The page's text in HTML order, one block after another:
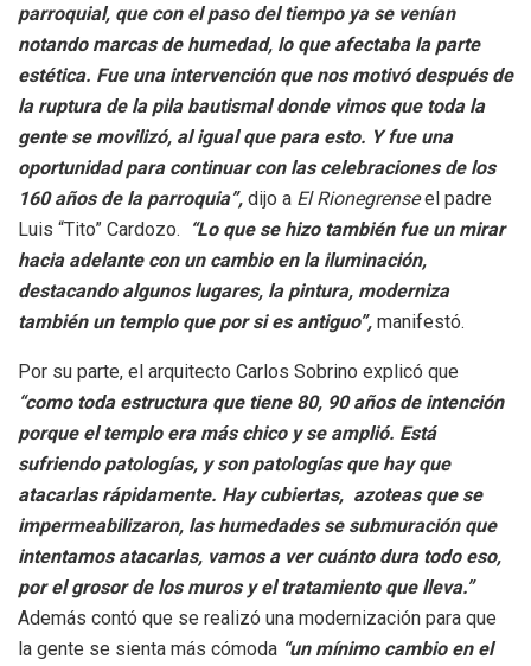
parroquial, que con el paso del tiempo ya se venían
notando marcas de humedad, lo que afectaba la parte
estética. Fue una intervención que nos motivó después de
la ruptura de la pila bautismal donde vimos que toda la
gente se movilizó, al igual que para esto. Y fue una
oportunidad para continuar con las celebraciones de los
160 años de la parroquia”, dijo a El Rionegrenseel padre
Luis “Tito” Cardozo.
“Lo que se hizo también fue un mirar
hacia adelante con un cambio en la iluminación,
destacando algunos lugares, la pintura, moderniza
también un templo que por si es antiguo”, manifestó.
Por su parte, el arquitecto Carlos Sobrino explicó que
“como toda estructura que tiene 80, 90 años de intención
porque el templo era más chico y se amplió. Está
sufriendo patologías, y son patologías que hay que
atacarlas rápidamente. Hay cubiertas, azoteas que se
impermeabilizaron, las humedades se submuración que
intentamos atacarlas, vamos a ver cuánto dura todo eso,
por el grosor de los muros y el tratamiento que lleva.”
Además contó que se realizó una modernización para que
la gente se sienta más cómoda “un mínimo cambio en el